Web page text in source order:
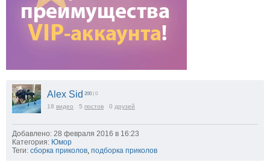
Alex Sid 200 | 0
18 видео 5 постов 0 друзей
Добавлено: 28 февраля 2016 в 16:23
Категория: Юмор
Теги: сборка приколов подборка приколов